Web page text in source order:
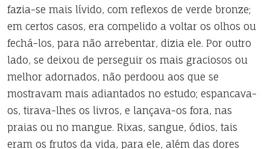
fazia-se mais lívido, com reflexos de verde bronze;
em certos casos, era compelido a voltar os olhos ou
fechá-los, para não arrebentar, dizia ele. Por outro
lado, se deixou de perseguir os mais graciosos ou
melhor adornados, não perdoou aos que se
mostravam mais adiantados no estudo; espancava-
os, tirava-lhes os livros, e lançava-os fora, nas
praias ou no mangue. Rixas, sangue, ódios, tais
eram os frutos da vida, para ele, além das dores